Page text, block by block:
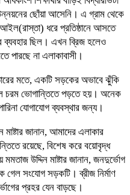
ছোঁয়া আসেনি। এ গ্রাম থেকে
আইল(রাস্তা) ধরে প্রতিষ্ঠানে আসতে
ব্যবহার ছিল। এখন ব্রিজ হলেও
না এলাকাবাসী।
মতে, একটি সড়কের অভাবে ঝুঁকি
চরম ভোগান্তিতে পড়তে হয়। অনেক
যোগাযোগ ব্যবস্থার জন্য।
মাষ্টার জানান, আমাদের এলাকার
রয়েছে, বিশেষ করে বয়োবৃদ্ধ
মমতাজ উদ্দিন মাষ্টার জানান, জনদুর্ভোগ
গেল সংযোগ সড়কটি। ব্রীজ নির্মাণ
প্রহর যেন বাড়ছে।